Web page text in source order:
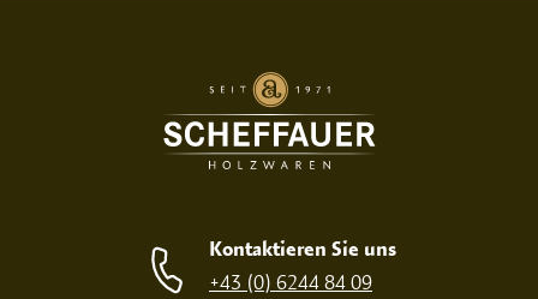
Kontaktieren Sie uns
+43 (0) 6244 84 09